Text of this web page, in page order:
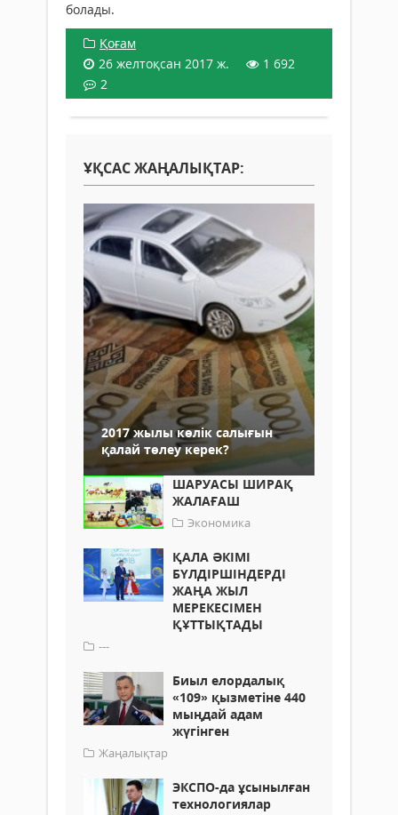
болады.
Қоғам
26 желтоқсан 2017 ж.
1 692
2
ҰҚСАС ЖАҢАЛЫҚТАР:
2017 жылы көлік салығын
қалай төлеу керек?
ШАРУАСЫ ШИРАҚ
ЖАЛАҒАШ
Экономика
ҚАЛА ӘКІМІ
БҮЛДІРШІНДЕРДІ
ЖАҢА ЖЫЛ
МЕРЕКЕСІМЕН
ҚҰТТЫҚТАДЫ
---
Биыл елордалық
«109» қызметіне 440
мыңдай адам
жүгінген
Жаңалықтар
ЭКСПО-да ұсынылған
технологиялар